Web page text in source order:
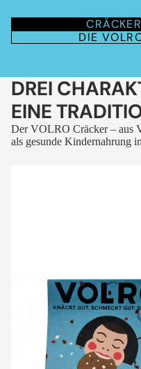
DIE
DREI
EINE
Der VOLRO Cräcker – aus
als gesunde Kindernahrung